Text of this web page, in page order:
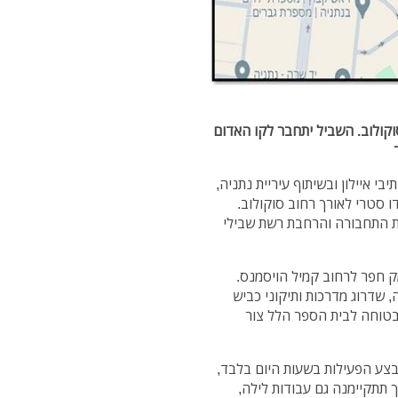
השביל יתחבר לקו האדום
ובשיתוף עיריית נתניה,
אופניים דו סטרי לאורך רחוב סוקולוב.
התחבורה והרחבת רשת שבילי
רחוב עמק חפר לרחוב קמיל הויסמנס.
מדרכות ותיקוני כביש
לבית הספר הלל צור
הפעילות בשעות היום בלבד,
גם עבודות לילה,